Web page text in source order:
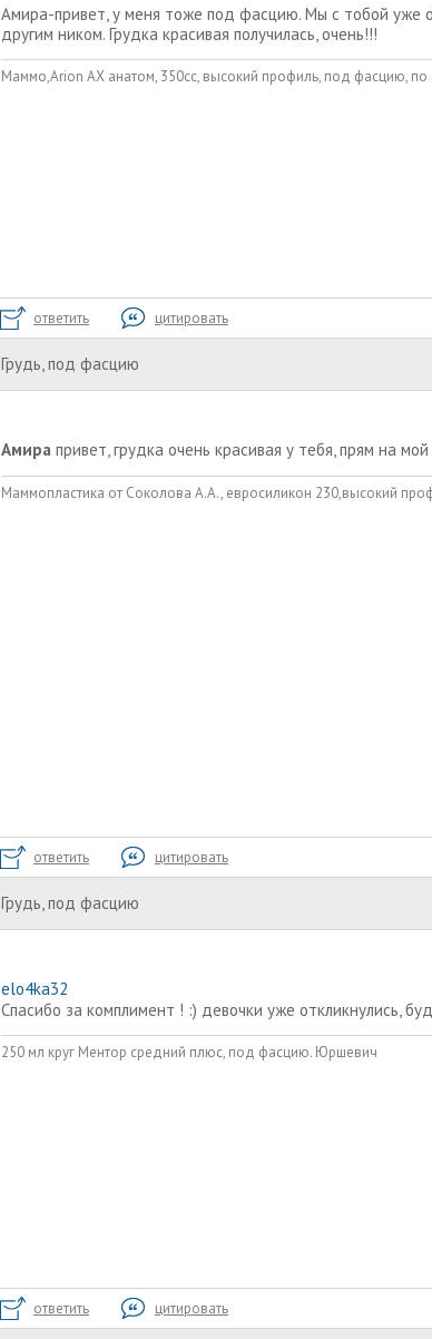
Амира-привет, у меня тоже под фасцию. Мы с тобой уже
другим ником. Грудка красивая получилась, очень!!!
Маммо,Arion AX анатом, 350сс, высокий профиль, под фасцию, по
ответить цитировать
Грудь, под фасцию
Амира привет, грудка очень красивая у тебя, прям на
Маммопластика от Соколова А.А., евросиликон 230,высокий
ответить цитировать
Грудь, под фасцию
elo4ka32
Спасибо за комплимент ! :) девочки уже откликнулись,
250 мл круг Ментор средний плюс, под фасцию. Юршевич
ответить цитировать